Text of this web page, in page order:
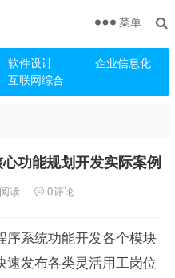
软件设计
企业信息化
互联网综合
菜单
功能规划开发实际案例
阅读 0评论
序系统功能开发各个模块
速发布各类灵活用工岗位